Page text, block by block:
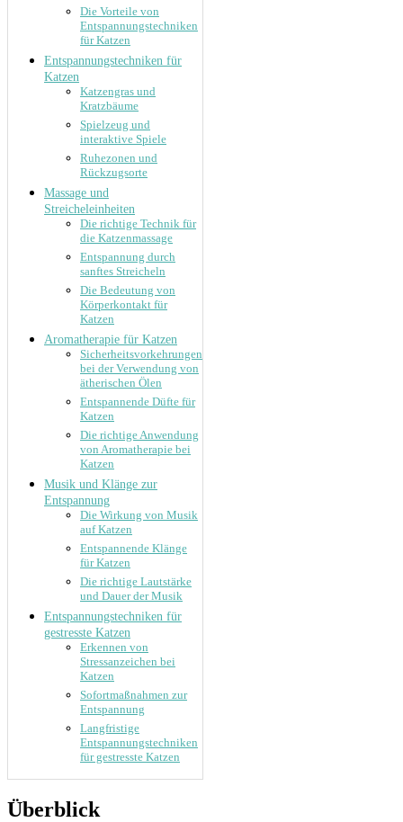
Die Vorteile von
Entspannungstechniken
für Katzen
Entspannungstechniken für
Katzen
Katzengras und
Kratzbäume
Spielzeug und
interaktive Spiele
Ruhezonen und
Rückzugsorte
Massage und
Streicheleinheiten
Die richtige Technik für
die Katzenmassage
Entspannung durch
sanftes Streicheln
Die Bedeutung von
Körperkontakt für
Katzen
Aromatherapie für Katzen
Sicherheitsvorkehrungen
bei der Verwendung von
ätherischen Ölen
Entspannende Düfte für
Katzen
Die richtige Anwendung
von Aromatherapie bei
Katzen
Musik und Klänge zur
Entspannung
Die Wirkung von Musik
auf Katzen
Entspannende Klänge
für Katzen
Die richtige Lautstärke
und Dauer der Musik
Entspannungstechniken für
gestresste Katzen
Erkennen von
Stressanzeichen bei
Katzen
Sofortmaßnahmen zur
Entspannung
Langfristige
Entspannungstechniken
für gestresste Katzen
Überblick